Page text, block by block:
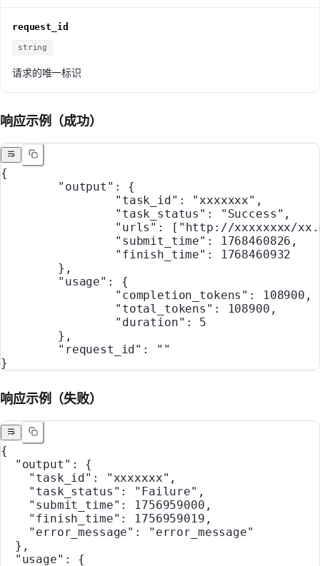
request_id
string
请求的唯一标识
响应示例（成功）
{
	"output"
: {
		"task_id"
: "xxxxxxx" ,
		"task_status"
: "Success" ,
		"urls"
: [ "http://xxxxxxxx/
		"submit_time"
: 1768460826 ,
		"finish_time"
:
1768460932
	},
	"usage"
: {
		"completion_tokens"
: 108900 ,
		"total_tokens"
: 108900 ,
		"duration"
: 5
	},
	"request_id"
:
""
}
响应示例（失败）
{
  "output"
: {
    "task_id"
: "xxxxxxx" ,
    "task_status"
: "Failure" ,
    "submit_time"
: 1756959000 ,
    "finish_time"
: 1756959019 ,
    "error_message"
:
"error_message"
  },
  "usage"
: {